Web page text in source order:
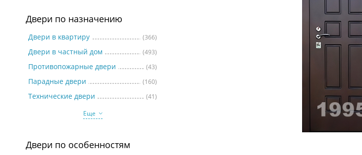
Двери по назначению
Двери в квартиру (366)
Двери в частный дом (493)
Противопожарные двери (43)
Парадные двери (160)
Технические двери
(41)
Еще
Двери по особенностям